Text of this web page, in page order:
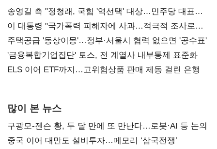
송영길 측 "정청래, 국힘 '역선택' 대상…민주당 대표로
총선 지휘 못해"
이 대통령 "국가폭력 피해자에 사과…적극적 조사로
진실 밝혀야"
주택공급 '동상이몽'…정부·서울시 협력 없으면 '공수표'
'금융복합기업집단' 토스, 전 계열사 내부통제 표준화
ELS 이어 ETF까지…고위험상품 판매 제동 걸린 은행
많이 본 뉴스
구광모-젠슨 황, 두 달 만에 또 만난다…로봇·AI 등 논의
중국 이어 대만도 설비투자…메모리 ‘삼국전쟁’